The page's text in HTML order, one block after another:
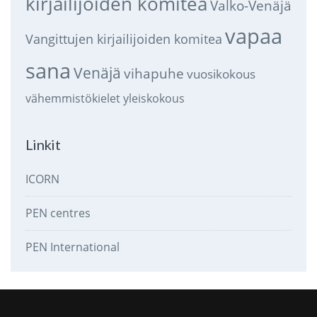
Valko-Venäjä
Vangittujen kirjailijoiden komitea vapaa
sana Venäjä vihapuhe vuosikokous
vähemmistökieletyleiskokous
Linkit
ICORN
PEN centres
PEN International